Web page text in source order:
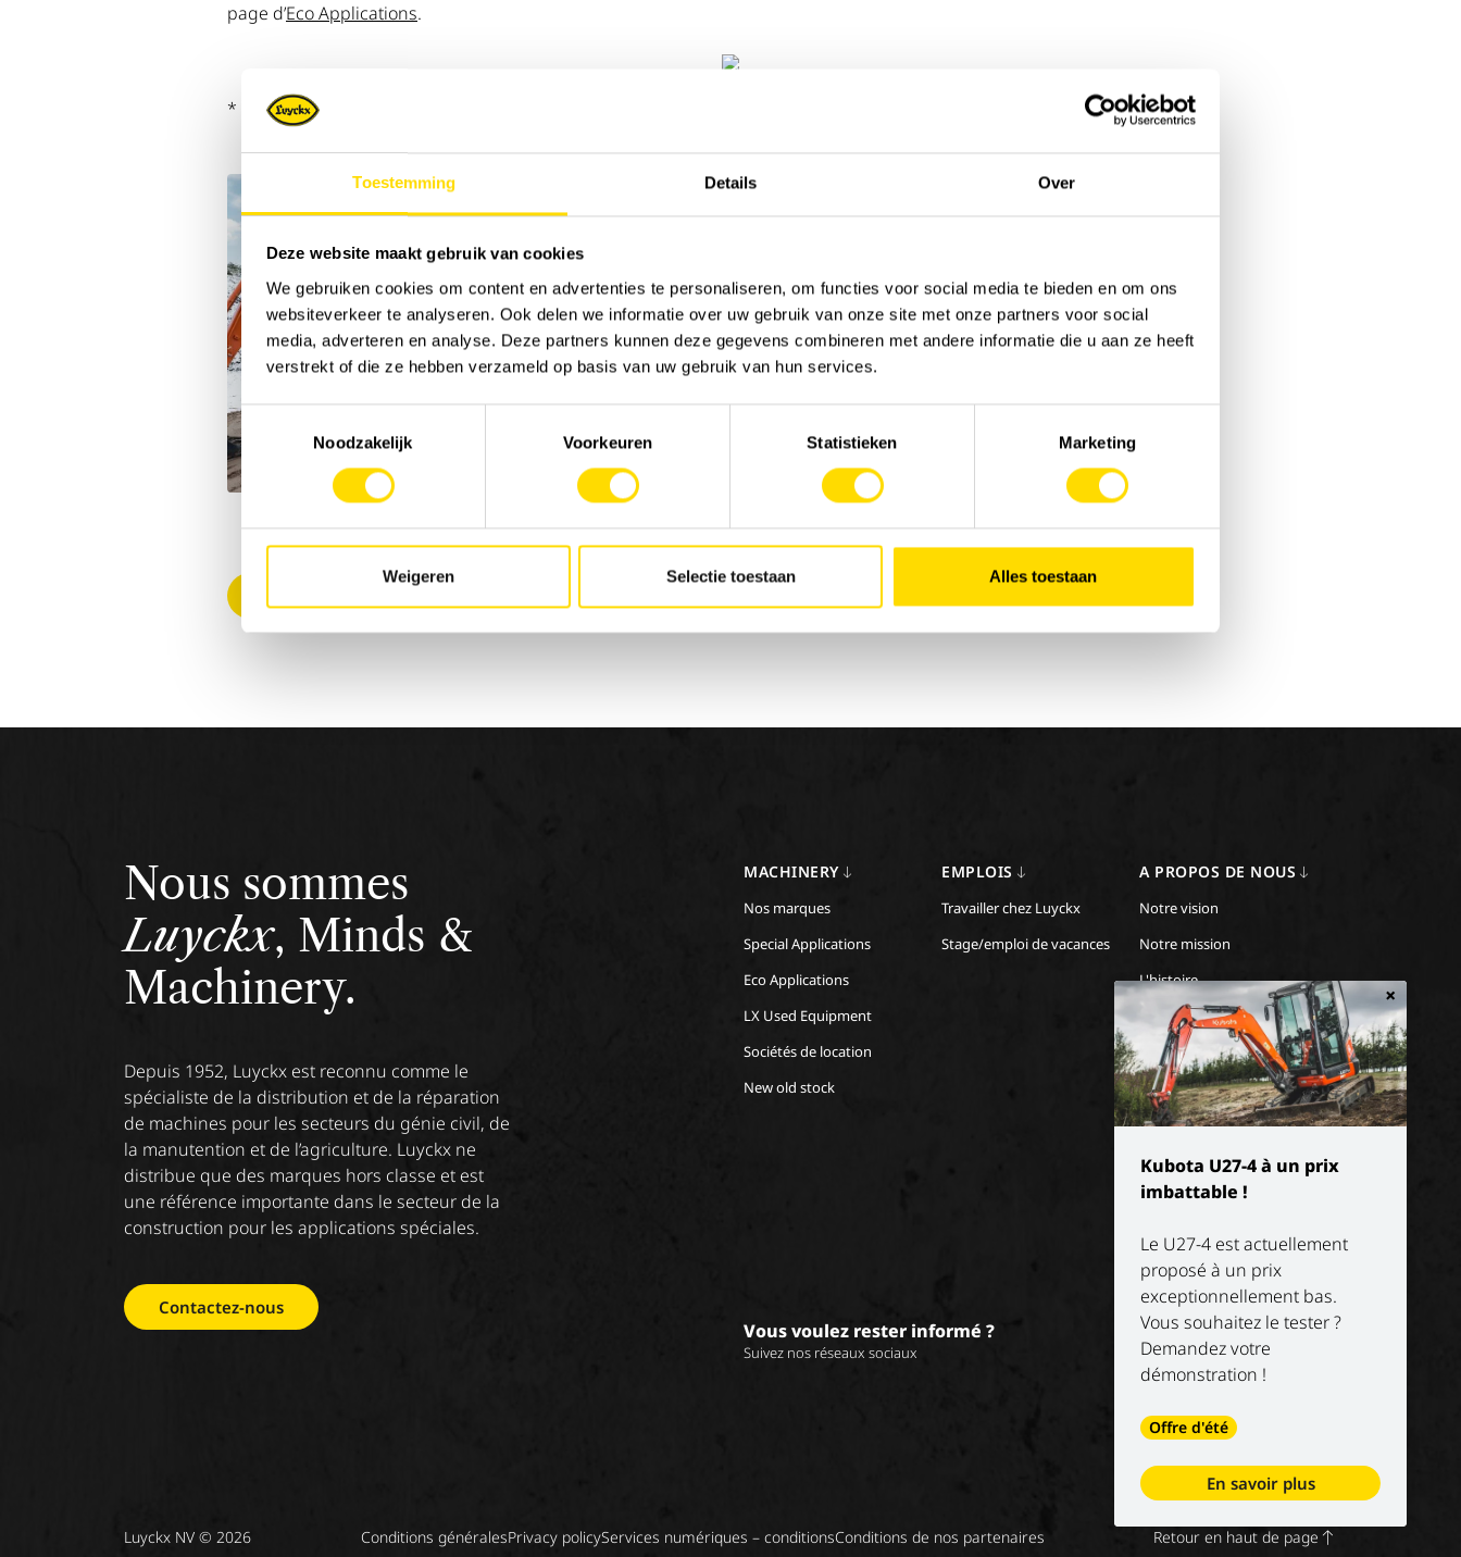
Toestemming Details Over
Deze website maakt gebruik van cookies
We gebruiken cookies om content en advertenties te personaliseren, om functies voor social media te bieden en om ons
websiteverkeer te analyseren. Ook delen we informatie over uw gebruik van onze site met onze partners voor social
media, adverteren en analyse. Deze partners kunnen deze gegevens combineren met andere informatie die u aan ze heeft
verstrekt of die ze hebben verzameld op basis van uw gebruik van hun services.
Toestemmingsselectie
Noodzakelijk
Voorkeuren Statistieken Marketing
Weigeren Selectie toestaan Alles toestaan
page d’Eco Applications.
* Pour plus d'informations, veuillez consulter le site web de
×
Kubota U27-4 à un prix
imbattable !
Le U27-4 est actuellement
proposé à un prix
exceptionnellement bas.
Vous souhaitez le tester ?
Demandez votre
démonstration !
Offre d'été
En savoir plus
Nous sommes
Luyckx, Minds &
Machinery.
Depuis 1952, Luyckx est reconnu comme le
spécialiste de la distribution et de la réparation
de machines pour les secteurs du génie civil, de
la manutention et de l’agriculture. Luyckx ne
distribue que des marques hors classe et est
une référence importante dans le secteur de la
construction pour les applications spéciales.
Contactez-nous
MACHINERY
Nos marques
Special Applications
Eco Applications
LX Used Equipment
Sociétés de location
New old stock
EMPLOIS
Travailler chez Luyckx
Stage/emploi de vacances
A PROPOS DE NOUS
Notre vision
Notre mission
L'histoire
Vous voulez rester informé ?
Suivez nos réseaux sociaux
Luyckx NV © 2026 Conditions généralesPrivacy policyServices numériques – conditionsConditions de nos partenaires Retour en haut de page